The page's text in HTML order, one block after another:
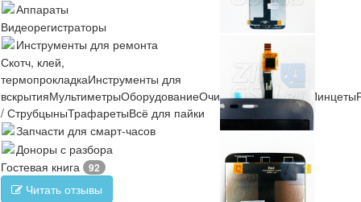
Аппараты
Видеорегистраторы
Инструменты для ремонта
Скотч, клей,
термопрокладкаИнструменты для
вскрытияМультиметрыОборудованиеОчистителиОтвертки Пинцеты
/ СтрубцыныТрафаретыВсё для пайки
Запчасти для смарт-часов
Доноры с разбора
Гостевая книга
92
Читать отзывы